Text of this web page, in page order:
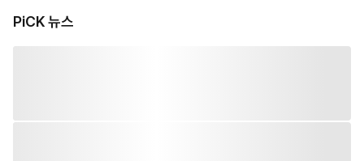
PiCK 뉴스